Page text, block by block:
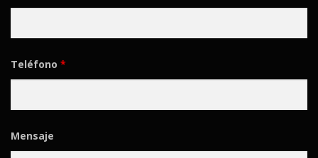
Teléfono *
Mensaje